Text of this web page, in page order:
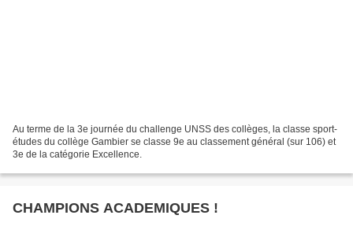
Au terme de la 3e journée du challenge UNSS des collèges, la classe sport-
études du collège Gambier se classe 9e au classement général (sur 106) et
3e de la catégorie Excellence.
CHAMPIONS ACADEMIQUES !